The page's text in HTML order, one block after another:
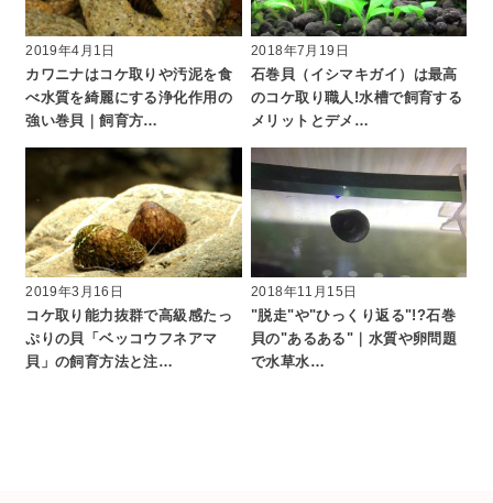
2019年4月1日
カワニナはコケ取りや汚泥を食
べ水質を綺麗にする浄化作用の
強い巻貝｜飼育方…
2018年7月19日
石巻貝（イシマキガイ）は最高
のコケ取り職人!水槽で飼育する
メリットとデメ…
2019年3月16日
コケ取り能力抜群で高級感たっ
ぷりの貝「ベッコウフネアマ
貝」の飼育方法と注…
2018年11月15日
"脱走"や"ひっくり返る"!?石巻
貝の"あるある"｜水質や卵問題
で水草水…